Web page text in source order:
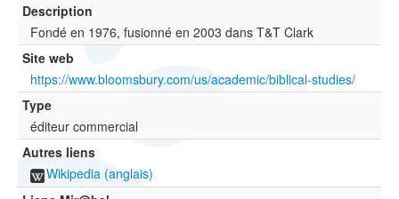
?
Description
Fondé en 1976, fusionné en 2003 dans T&T Clark
Site web
https://www.bloomsbury.com/us/academic/biblical-studies/
Type
éditeur commercial
Autres liens
Wikipedia (anglais)